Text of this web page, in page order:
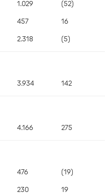
1.029
457
2.318
(52)
16
(5)
3.934 142
4.166 275
476
230
(19)
19